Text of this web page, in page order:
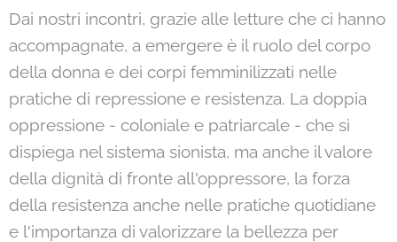
Dai nostri incontri, grazie alle letture che ci hanno
accompagnate, a emergere è il ruolo del corpo
della donna e dei corpi femminilizzati nelle
pratiche di repressione e resistenza. La doppia
oppressione - coloniale e patriarcale - che si
dispiega nel sistema sionista, ma anche il valore
della dignità di fronte all'oppressore, la forza
della resistenza anche nelle pratiche quotidiane
e l'importanza di valorizzare la bellezza per